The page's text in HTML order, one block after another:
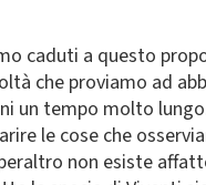
caduti a questo
che proviamo ad
un tempo molto
le cose che
non esiste